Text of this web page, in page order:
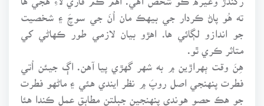
ته هُو پاڻ ڪردار جي بيهڪ مان اُنَ جي سوچَ ۽ شخصيت
جو اندازو لڳائي ها. اهڙو بيان لازمي طور ڪهاڻي کي
متاثر ڪري ٿو.
هِنَ وقت ٻهراڙين ۾ به شهر گهڙي پيا آهن. اڳ جيئن اُتي
فطرت پنهنجي اصل روپَ ۾ نظر ايندي هئي ۽ ماڻهو فطرت
جو هڪ حصو هوندي پنهنجين جبلتن مطابق عمل ڪندا هئا